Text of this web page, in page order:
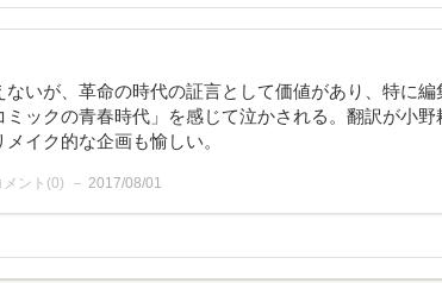
ないが、革命の時代の証言として価値があり、特に編
ックの青春時代」を感じて泣かされる。翻訳が小野
イク的な企画も愉しい。
メント(0) 2017/08/01